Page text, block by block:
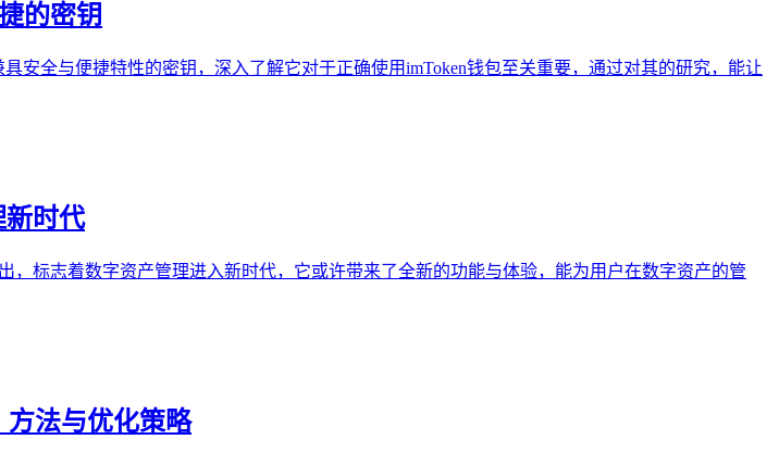
的密钥
安全与便捷特性的密钥，深入了解它对于正确使用imToken钱包至关重要，通过对其的研究，能让
新时代
，标志着数字资产管理进入新时代，它或许带来了全新的功能与体验，能为用户在数字资产的管
法与优化策略